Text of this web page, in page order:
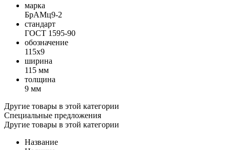
марка
БрАМц9-2
стандарт
ГОСТ 1595-90
обозначение
115х9
ширина
115 мм
толщина
9 мм
Другие товары в этой категории
Специальные предложения
Другие товары в этой категории
Название